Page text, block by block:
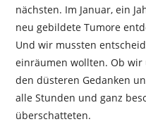
nächsten. Im Januar, ein
neu gebildete Tumore
Und wir mussten
einräumen wollten. Ob
den düsteren Gedanken
alle Stunden und ganz
überschatteten.